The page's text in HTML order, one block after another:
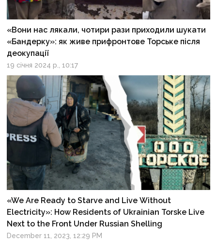
«Вони нас лякали, чотири рази приходили шукати
«Бандерку»: як живе прифронтове Торське після
деокупації
19 січня 2024 р., 10:17
«We Are Ready to Starve and Live Without
Electricity»: How Residents of Ukrainian Torske Live
Next to the Front Under Russian Shelling
December 11, 2023, 12:29 PM